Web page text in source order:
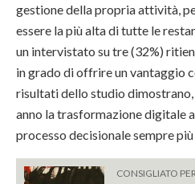
gestione della propria attività,
essere la più alta di tutte le
un intervistato su tre (32%)
in grado di offrire un vantaggio
risultati dello studio dimostrano,
anno la trasformazione digitale
processo decisionale sempre
CONSIGLIATO